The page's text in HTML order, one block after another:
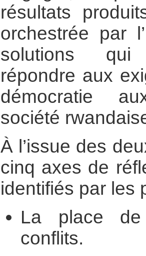
résultats
orchestrée par
solutions qui
répondre aux
démocratie
société
À l’issue des
cinq axes de
identifiés par les
La place de
conflits.